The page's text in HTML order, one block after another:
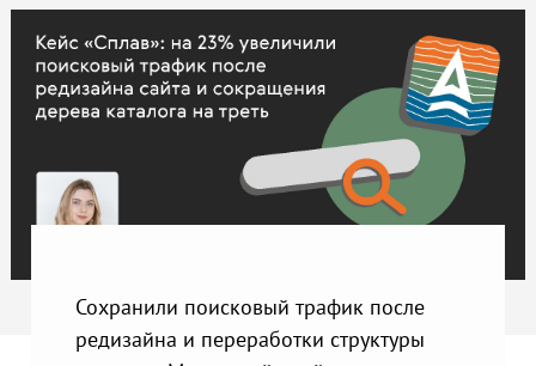
Сохранили поисковый трафик после
редизайна и переработки структуры